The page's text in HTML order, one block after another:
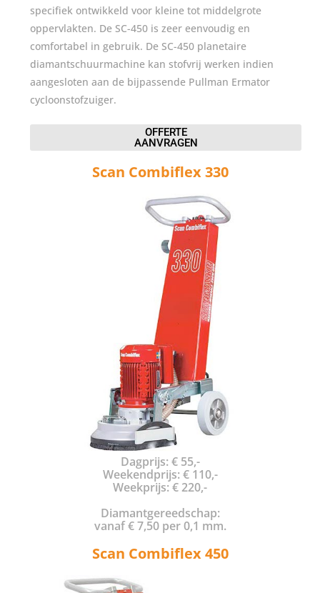
specifiek ontwikkeld voor kleine tot middelgrote
oppervlakten. De SC-450 is zeer eenvoudig en
comfortabel in gebruik. De SC-450 planetaire
diamantschuurmachine kan stofvrij werken indien
aangesloten aan de bijpassende Pullman Ermator
cycloonstofzuiger.
OFFERTE
AANVRAGEN
Scan Combiflex 330
Dagprijs: € 55,-
Weekendprijs: € 110,-
Weekprijs: € 220,-
Diamantgereedschap:
vanaf € 7,50 per 0,1 mm.
Scan Combiflex 450